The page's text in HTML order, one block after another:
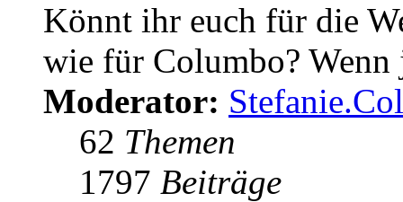
Könnt ihr euch für die
wie für Columbo?
Moderator:
62 Themen
1797 Beiträge